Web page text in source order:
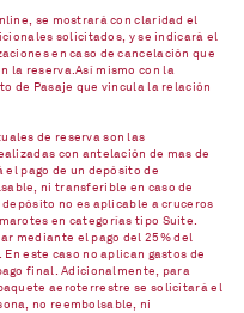
se mostrará con claridad el
solicitados, y se indicará el
en caso de cancelación que
la reserva.Así mismo con la
de Pasaje que vincula la relación
de reserva son las
con antelación de mas de
pago de un depósito de
ni transferible en caso de
no es aplicable a cruceros
en categorías tipo Suite.
mediante el pago del 25% del
este caso no aplican gastos de
final. Adicionalmente, para
aeroterrestre se solicitará el
no reembolsable, ni